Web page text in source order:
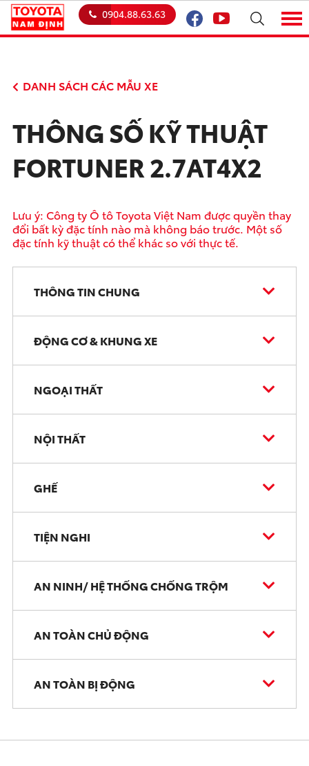
0904.88.63.63
DANH SÁCH CÁC MẪU XE
THÔNG SỐ KỸ THUẬT
FORTUNER 2.7AT4X2
Lưu ý: Công ty Ô tô Toyota Việt Nam được quyền thay
đổi bất kỳ đặc tính nào mà không báo trước. Một số
đặc tính kỹ thuật có thể khác so với thực tế.
THÔNG TIN CHUNG
ĐỘNG CƠ & KHUNG XE
NGOẠI THẤT
NỘI THẤT
GHẾ
TIỆN NGHI
AN NINH/ HỆ THỐNG CHỐNG TRỘM
AN TOÀN CHỦ ĐỘNG
AN TOÀN BỊ ĐỘNG